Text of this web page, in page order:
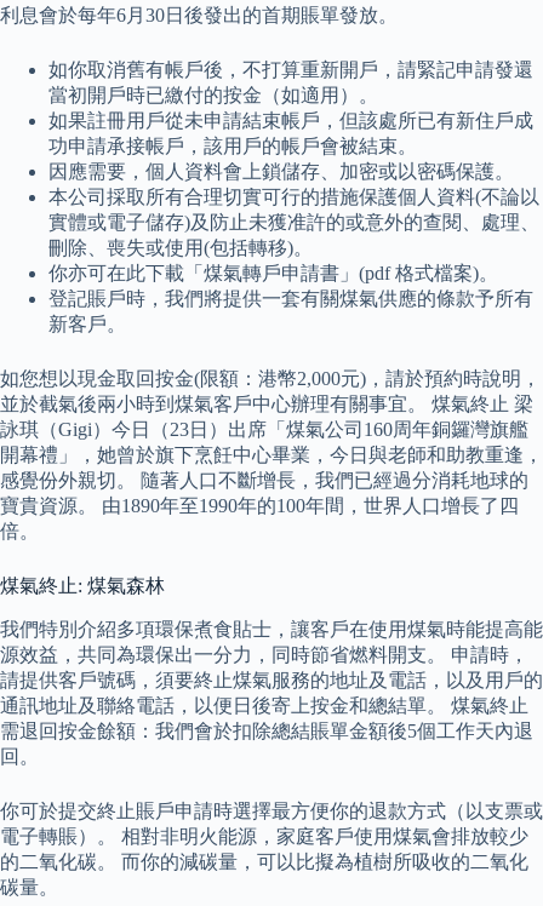
利息會於每年6月30日後發出的首期賬單發放。
如你取消舊有帳戶後，不打算重新開戶，請緊記申請發還
當初開戶時已繳付的按金（如適用）。
如果註冊用戶從未申請結束帳戶，但該處所已有新住戶成
功申請承接帳戶，該用戶的帳戶會被結束。
因應需要，個人資料會上鎖儲存、加密或以密碼保護。
本公司採取所有合理切實可行的措施保護個人資料(不論以
實體或電子儲存)及防止未獲准許的或意外的查閱、處理、
刪除、喪失或使用(包括轉移)。
你亦可在此下載「煤氣轉戶申請書」(pdf 格式檔案)。
登記賬戶時，我們將提供一套有關煤氣供應的條款予所有
新客戶。
如您想以現金取回按金(限額：港幣2,000元)，請於預約時說明，
並於截氣後兩小時到煤氣客戶中心辦理有關事宜。 煤氣終止 梁
詠琪（Gigi）今日（23日）出席「煤氣公司160周年銅鑼灣旗艦
開幕禮」，她曾於旗下烹飪中心畢業，今日與老師和助教重逢，
感覺份外親切。 隨著人口不斷增長，我們已經過分消耗地球的
寶貴資源。 由1890年至1990年的100年間，世界人口增長了四
倍。
煤氣終止: 煤氣森林
我們特別介紹多項環保煮食貼士，讓客戶在使用煤氣時能提高能
源效益，共同為環保出一分力，同時節省燃料開支。 申請時，
請提供客戶號碼，須要終止煤氣服務的地址及電話，以及用戶的
通訊地址及聯絡電話，以便日後寄上按金和總結單。 煤氣終止
需退回按金餘額：我們會於扣除總結賬單金額後5個工作天內退
回。
你可於提交終止賬戶申請時選擇最方便你的退款方式（以支票或
電子轉賬）。 相對非明火能源，家庭客戶使用煤氣會排放較少
的二氧化碳。 而你的減碳量，可以比擬為植樹所吸收的二氧化
碳量。